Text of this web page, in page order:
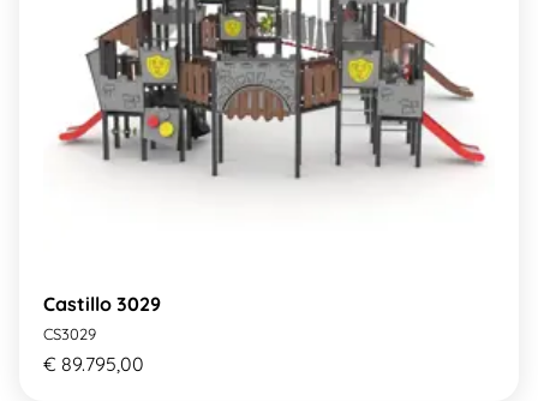
Castillo 3029
CS3029
€ 89.795,00